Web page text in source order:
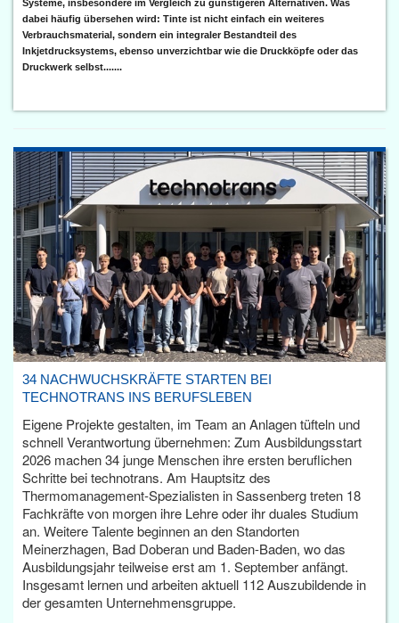
Systeme, insbesondere im Vergleich zu günstigeren Alternativen. Was
dabei häufig übersehen wird: Tinte ist nicht einfach ein weiteres
Verbrauchsmaterial, sondern ein integraler Bestandteil des
Inkjetdrucksystems, ebenso unverzichtbar wie die Druckköpfe oder das
Druckwerk selbst.......
34 NACHWUCHSKRÄFTE STARTEN BEI
TECHNOTRANS INS BERUFSLEBEN
Eigene Projekte gestalten, im Team an Anlagen tüfteln und
schnell Verantwortung übernehmen: Zum Ausbildungsstart
2026 machen 34 junge Menschen ihre ersten beruflichen
Schritte bei technotrans. Am Hauptsitz des
Thermomanagement-Spezialisten in Sassenberg treten 18
Fachkräfte von morgen ihre Lehre oder ihr duales Studium
an. Weitere Talente beginnen an den Standorten
Meinerzhagen, Bad Doberan und Baden-Baden, wo das
Ausbildungsjahr teilweise erst am 1. September anfängt.
Insgesamt lernen und arbeiten aktuell 112 Auszubildende in
der gesamten Unternehmensgruppe.